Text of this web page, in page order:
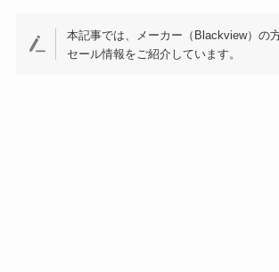
本記事では、メーカー（Blackview）の
セール情報をご紹介しています。